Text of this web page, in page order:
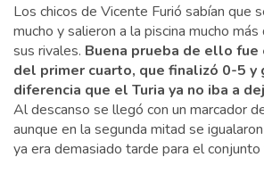
Los chicos de Vicente Furió sabían que
mucho y salieron a la piscina mucho
sus rivales. Buena prueba de ello fue
del primer cuarto, que finalizó 0-5 y
diferencia que el Turia ya no iba a
Al descanso se llegó con un marcador
aunque en la segunda mitad se
ya era demasiado tarde para el